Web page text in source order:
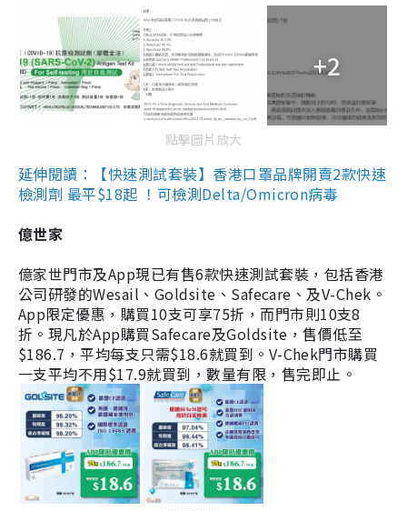
+2
點擊圖片放大
延伸閱讀：【快速測試套裝】香港口罩品牌開賣2款快速
檢測劑 最平$18起 ！可檢測Delta/Omicron病毒
億世家
億家世門市及App現已有售6款快速測試套裝，包括香港
公司研發的Wesail、Goldsite、Safecare、及V-Chek。
App限定優惠，購買10支可享75折，而門市則10支8
折。現凡於App購買Safecare及Goldsite，售價低至
$186.7，平均每支只需$18.6就買到。V-Chek門市購買
一支平均不用$17.9就買到，數量有限，售完即止。